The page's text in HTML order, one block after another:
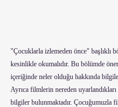
"Çocuklarla izlemeden önce" başlıklı
kesinlikle okumalıdır. Bu bölümde
içeriğinde neler olduğu hakkında
Ayrıca filmlerin nereden
bilgiler bulunmaktadır. Çocuğumuzla